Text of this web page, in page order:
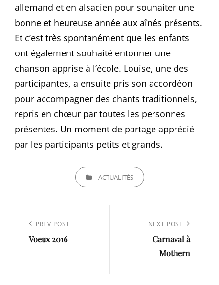
allemand et en alsacien pour souhaiter une
bonne et heureuse année aux aînés présents.
Et c’est très spontanément que les enfants
ont également souhaité entonner une
chanson apprise à l’école. Louise, une des
participantes, a ensuite pris son accordéon
pour accompagner des chants traditionnels,
repris en chœur par toutes les personnes
présentes. Un moment de partage apprécié
par les participants petits et grands.
CATEGORIESACTUALITÉS
l’article
Previous
Post
PREV POST
Voeux 2016
NEXT POST
Carnaval à
Mothern